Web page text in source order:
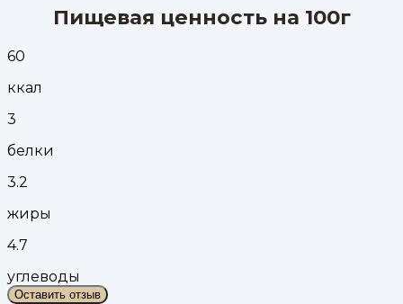
Пищевая ценность на 100г
60
ккал
3
белки
3.2
жиры
4.7
углеводы
Оставить отзыв